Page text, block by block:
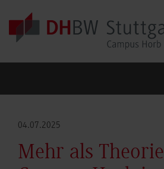
Skip to main content
04.07.2025
Mehr als